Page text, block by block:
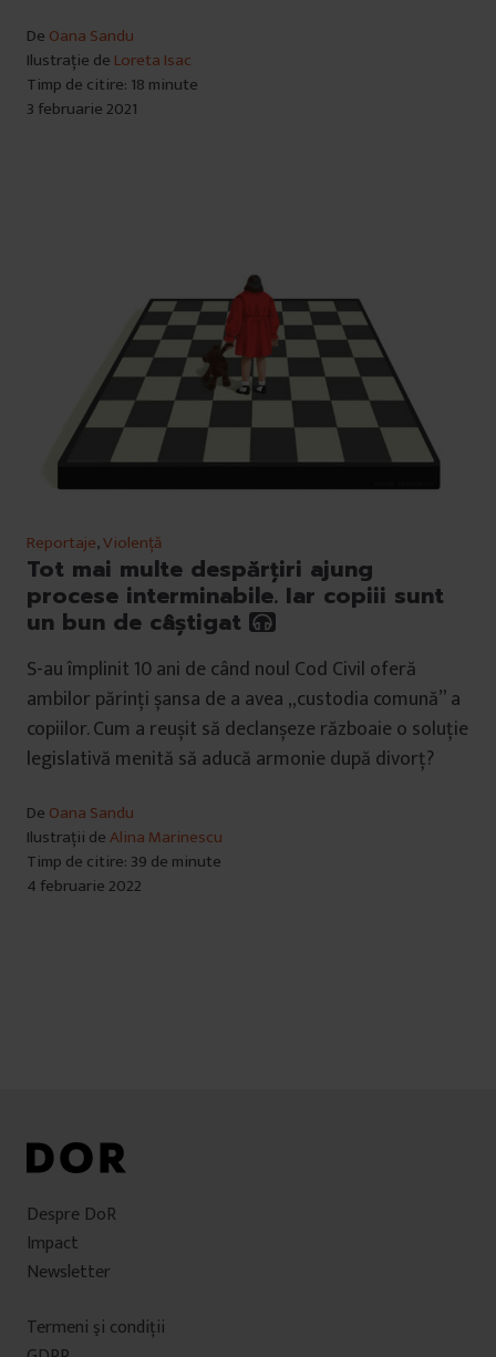
De Oana Sandu
Ilustrație de Loreta Isac
Timp de citire: 18 minute
3 februarie 2021
Reportaje,Violență
Tot mai multe despărțiri ajung
procese interminabile. Iar copiii sunt
un bun de câștigat
S-au împlinit 10 ani de când noul Cod Civil oferă
ambilor părinți șansa de a avea „custodia comună” a
copiilor. Cum a reușit să declanșeze războaie o soluție
legislativă menită să aducă armonie după divorț?
De Oana Sandu
Ilustrații deAlina Marinescu
Timp de citire: 39 de minute
4 februarie 2022
Despre DoR
Impact
Newsletter
Termeni şi condiţii